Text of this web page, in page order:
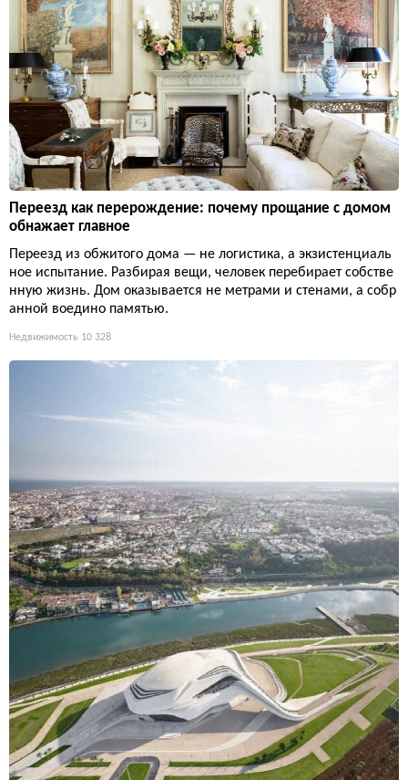
Переезд как перерождение: почему прощание с домом
обнажает главное
Переезд из обжитого дома — не логистика, а экзистенциаль
ное испытание. Разбирая вещи, человек перебирает собстве
нную жизнь. Дом оказывается не метрами и стенами, а собр
анной воедино памятью.
Недвижимость 10 328